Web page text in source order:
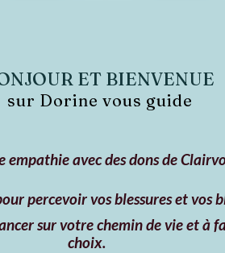
ET BIENVENUE
empathie avec des dons de
percevoir vos blessures et vos
sur votre chemin de vie et à
choix.
sur Dorine vous guide